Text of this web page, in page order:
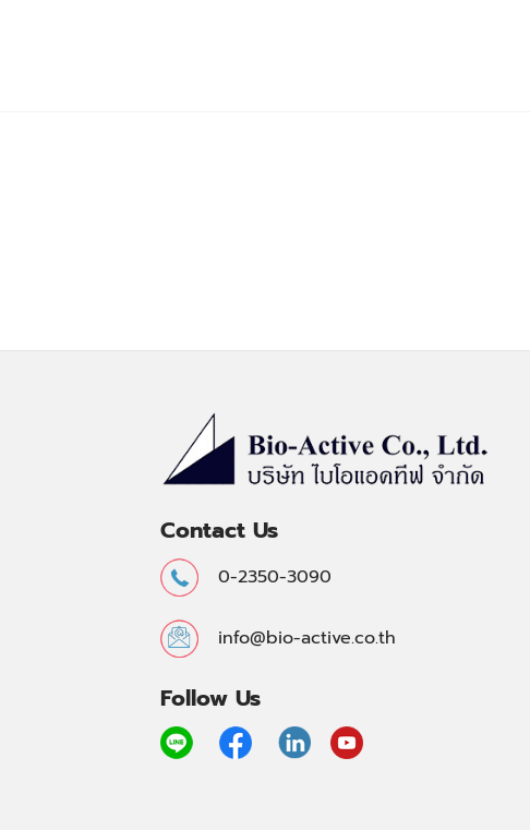
Contact Us
0-2350-3090
info@bio-active.co.th
Follow Us